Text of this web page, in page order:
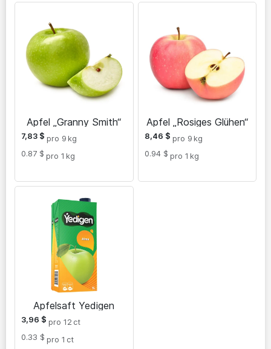
Apfel „Granny Smith“
7,83 $ pro 9 kg
0.87 $ pro 1 kg
Apfel „Rosiges Glühen“
8,46 $ pro 9 kg
0.94 $ pro 1 kg
Apfelsaft Yedigen
3,96 $ pro 12 ct
0.33 $ pro 1 ct